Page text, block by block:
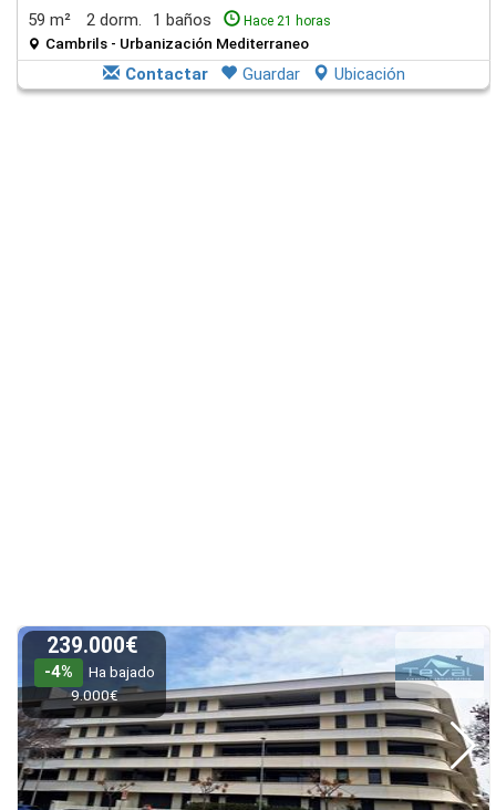
59 m²
2 dorm. 1 baños Hace 21 horas
Cambrils - Urbanización Mediterraneo
Contactar Guardar Ubicación
239.000€
-4%
Ha bajado
9.000€